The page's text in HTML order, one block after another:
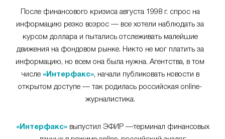
После финансового кризиса августа 1998 г. спрос на
информацию резко возрос — все хотели наблюдать за
курсом доллара и пытались отслеживать малейшие
движения на фондовом рынке. Никто не мог платить за
информацию, но всем она была нужна. Агентства, в том
числе «Интерфакс», начали публиковать новости в
открытом доступе — так родилась российская online-
журналистика.
«Интерфакс»выпустил ЭФИР —терминал финансовых